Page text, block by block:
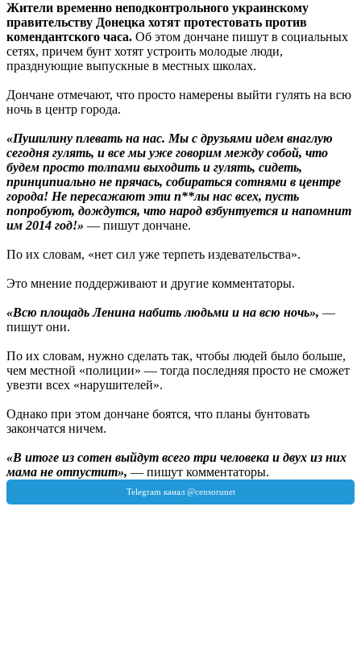
Жители временно неподконтрольного украинскому
правительству Донецка хотят протестовать против
комендантского часа. Об этом дончане пишут в социальных
сетях, причем бунт хотят устроить молодые люди,
празднующие выпускные в местных школах.
Дончане отмечают, что просто намерены выйти гулять на всю
ночь в центр города.
«Пушилину плевать на нас. Мы с друзьями идем внаглую
сегодня гулять, и все мы уже говорим между собой, что
будем просто толпами выходить и гулять, сидеть,
принципиально не прячась, собираться сотнями в центре
города! Не пересажают эти п**лы нас всех, пусть
попробуют, дождутся, что народ взбунтуется и напомнит
им 2014 год!» — пишут дончане.
По их словам, «нет сил уже терпеть издевательства».
Это мнение поддерживают и другие комментаторы.
«Всю площадь Ленина набить людьми и на всю ночь», —
пишут они.
По их словам, нужно сделать так, чтобы людей было больше,
чем местной «полиции» — тогда последняя просто не сможет
увезти всех «нарушителей».
Однако при этом дончане боятся, что планы бунтовать
закончатся ничем.
«В итоге из сотен выйдут всего три человека и двух из них
мама не отпустит», — пишут комментаторы.